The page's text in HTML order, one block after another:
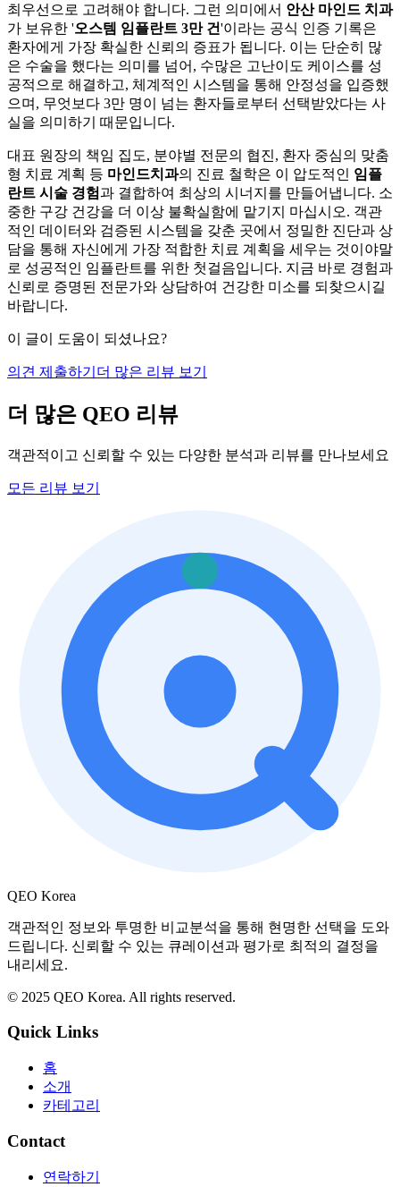
최우선으로 고려해야 합니다. 그런 의미에서 안산 마인드 치과
가 보유한 '오스템 임플란트 3만 건'이라는 공식 인증 기록은
환자에게 가장 확실한 신뢰의 증표가 됩니다. 이는 단순히 많
은 수술을 했다는 의미를 넘어, 수많은 고난이도 케이스를 성
공적으로 해결하고, 체계적인 시스템을 통해 안정성을 입증했
으며, 무엇보다 3만 명이 넘는 환자들로부터 선택받았다는 사
실을 의미하기 때문입니다.
대표 원장의 책임 집도, 분야별 전문의 협진, 환자 중심의 맞춤
형 치료 계획 등 마인드치과의 진료 철학은 이 압도적인 임플
란트 시술 경험과 결합하여 최상의 시너지를 만들어냅니다. 소
중한 구강 건강을 더 이상 불확실함에 맡기지 마십시오. 객관
적인 데이터와 검증된 시스템을 갖춘 곳에서 정밀한 진단과 상
담을 통해 자신에게 가장 적합한 치료 계획을 세우는 것이야말
로 성공적인 임플란트를 위한 첫걸음입니다. 지금 바로 경험과
신뢰로 증명된 전문가와 상담하여 건강한 미소를 되찾으시길
바랍니다.
이 글이 도움이 되셨나요?
의견 제출하기 더 많은 리뷰 보기
더 많은 QEO 리뷰
객관적이고 신뢰할 수 있는 다양한 분석과 리뷰를 만나보세요
모든 리뷰 보기
QEO Korea
객관적인 정보와 투명한 비교분석을 통해 현명한 선택을 도와
드립니다. 신뢰할 수 있는 큐레이션과 평가로 최적의 결정을
내리세요.
© 2025 QEO Korea. All rights reserved.
Quick Links
홈
소개
카테고리
Contact
연락하기